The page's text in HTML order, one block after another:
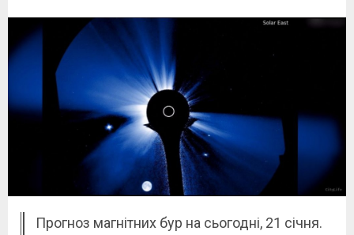
Прогноз магнітних бур на сьогодні, 21 січня.